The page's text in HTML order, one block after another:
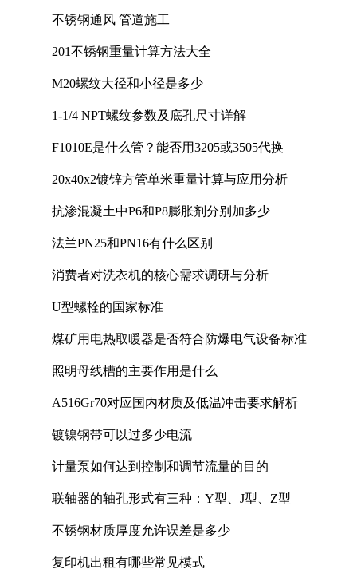
不锈钢通风 管道施工
201不锈钢重量计算方法大全
M20螺纹大径和小径是多少
1-1/4 NPT螺纹参数及底孔尺寸详解
F1010E是什么管？能否用3205或3505代换
20x40x2镀锌方管单米重量计算与应用分析
抗渗混凝土中P6和P8膨胀剂分别加多少
法兰PN25和PN16有什么区别
消费者对洗衣机的核心需求调研与分析
U型螺栓的国家标准
煤矿用电热取暖器是否符合防爆电气设备标准
照明母线槽的主要作用是什么
A516Gr70对应国内材质及低温冲击要求解析
镀镍钢带可以过多少电流
计量泵如何达到控制和调节流量的目的
联轴器的轴孔形式有三种：Y型、J型、Z型
不锈钢材质厚度允许误差是多少
复印机出租有哪些常见模式